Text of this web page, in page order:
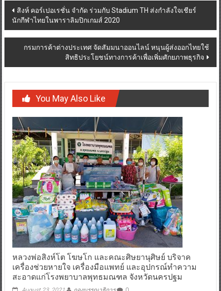
Post
navigation
สิงห์ คอร์เปอเรชั่น จำกัด ร่วมกับ Stadium TH ส่งกำลังใจเชียร์
นักกีฬาไทยในพาราลิมปิกเกมส์ 2020
กรมการค้าต่างประเทศ จัดสัมมนาออนไลน์ หนุนผู้ส่งออกไทยใช้
สิทธิประโยชน์ทางการค้าเพื่อเพิ่มศักยภาพธุรกิจ
You May Also Like
หลวงพ่อสิงห์โต โฆษโก และคณะศิษยานุศิษย์ บริจาค
เครื่องช่วยหายใจ เครื่องมือแพทย์ และอุปกรณ์ทำความ
สะอาดแก่โรงพยาบาลพุทธมณฑล จังหวัดนครปฐม